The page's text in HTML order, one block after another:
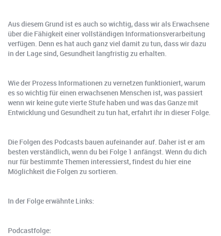
Aus diesem Grund ist es auch so wichtig, dass wir als Erwachsene
über die Fähigkeit einer vollständigen Informationsverarbeitung
verfügen. Denn es hat auch ganz viel damit zu tun, dass wir dazu
in der Lage sind, Gesundheit langfristig zu erhalten.
Wie der Prozess Informationen zu vernetzen funktioniert, warum
es so wichtig für einen erwachsenen Menschen ist, was passiert
wenn wir keine gute vierte Stufe haben und was das Ganze mit
Entwicklung und Gesundheit zu tun hat, erfahrt ihr in dieser Folge.
Die Folgen des Podcasts bauen aufeinander auf. Daher ist er am
besten verständlich, wenn du bei Folge 1 anfängst. Wenn du dich
nur für bestimmte Themen interessierst, findest du hier eine
Möglichkeit die Folgen zu sortieren.
In der Folge erwähnte Links:
Podcastfolge: